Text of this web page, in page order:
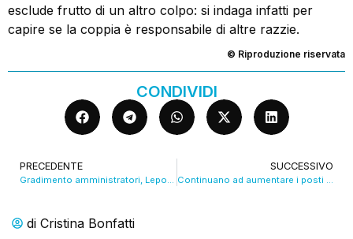
di Cristina Bonfatti
esclude frutto di un altro colpo: si indaga infatti per
capire se la coppia è responsabile di altre razzie.
© Riproduzione riservata
CONDIVIDI
PRECEDENTE
Gradimento amministratori, Lepore scende al 58esimo posto. Michele de Pascale ottavo
SUCCESSIVO
Continuano ad aumentare i posti letto delle residenze Ergo per universitari. VIDEO